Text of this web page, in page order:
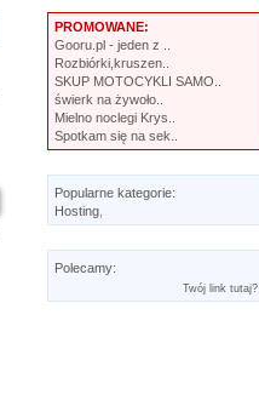
PROMOWANE:
Gooru.pl - jeden z ..
Rozbiórki,kruszen..
SKUP MOTOCYKLI SAMO..
świerk na żywoło..
Mielno noclegi Krys..
Spotkam się na sek..
Popularne kategorie:
Hosting
Polecamy:
Twój link tutaj?